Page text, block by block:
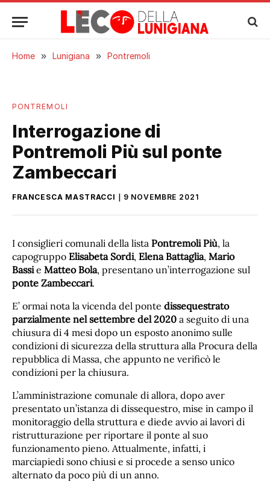
Home » Lunigiana » Pontremoli
PONTREMOLI
Interrogazione di
Pontremoli Più sul ponte
Zambeccari
FRANCESCA MASTRACCI 9 NOVEMBRE 2021
I consiglieri comunali della lista Pontremoli Più, la
capogruppo Elisabeta Sordi, Elena Battaglia, Mario
Bassie Matteo Bola, presentano un’interrogazione sul
ponte Zambeccari.
E’ ormai nota la vicenda del ponte dissequestrato
parzialmente nel settembre del 2020 a seguito di una
chiusura di 4 mesi dopo un esposto anonimo sulle
condizioni di sicurezza della struttura alla Procura della
repubblica di Massa, che appunto ne verificò le
condizioni per la chiusura.
L’amministrazione comunale di allora, dopo aver
presentato un’istanza di dissequestro, mise in campo il
monitoraggio della struttura e diede avvio ai lavori di
ristrutturazione per riportare il ponte al suo
funzionamento pieno. Attualmente, infatti, i
marciapiedi sono chiusi e si procede a senso unico
alternato da poco più di un anno.